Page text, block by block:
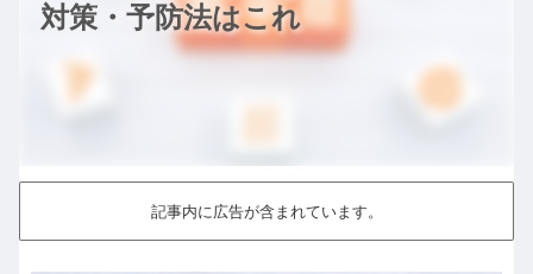
対策・予防法はこれ
記事内に広告が含まれています。